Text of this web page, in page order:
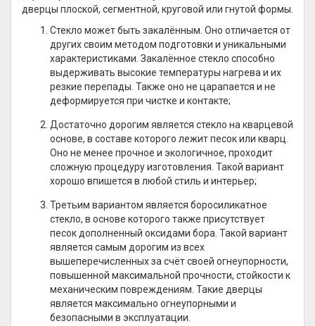
дверцы плоской, сегментной, круговой или гнутой формы.
Стекло может быть закалённым. Оно отличается от
других своим методом подготовки и уникальными
характеристиками. Закалённое стекло способно
выдерживать высокие температуры нагрева и их
резкие перепады. Также оно не царапается и не
деформируется при чистке и контакте;
Достаточно дорогим является стекло на кварцевой
основе, в составе которого лежит песок или кварц.
Оно не менее прочное и экологичное, проходит
сложную процедуру изготовления. Такой вариант
хорошо впишется в любой стиль и интерьер;
Третьим вариантом является боросиликатное
стекло, в основе которого также присутствует
песок дополненный оксидами бора. Такой вариант
является самым дорогим из всех
вышеперечисленных за счёт своей огнеупорности,
повышенной максимальной прочности, стойкости к
механическим повреждениям. Такие дверцы
является максимально огнеупорными и
безопасными в эксплуатации.